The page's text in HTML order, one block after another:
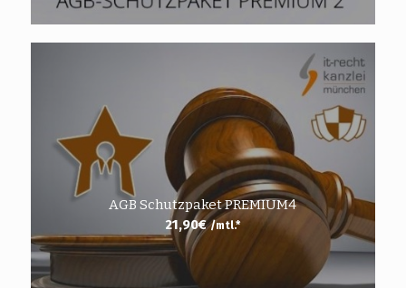
AGB Schutzpaket PREMIUM4
21,90€ /mtl.*